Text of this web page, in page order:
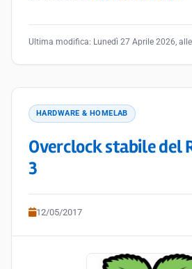
Ultima modifica: Lunedì 27 Aprile 2026,
HARDWARE & HOMELAB
Overclock stabile del
3
12/05/2017